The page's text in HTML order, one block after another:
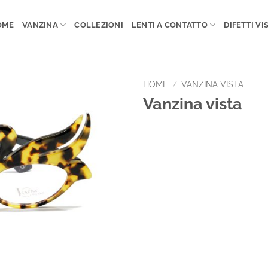
VANZINA COLLEZIONI LENTI A CONTATTO DIFETTI
HOME / VANZINA VISTA
Vanzina vista